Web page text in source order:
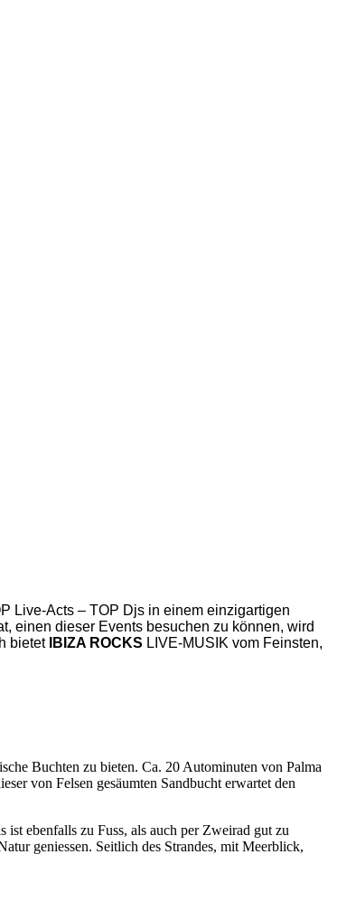
Live-Acts – TOP Djs in einem einzigartigen
einen dieser Events besuchen zu können, wird
bietet IBIZA ROCKS LIVE-MUSIK vom Feinsten,
Buchten zu bieten. Ca. 20 Autominuten von Palma
von Felsen gesäumten Sandbucht erwartet den
ebenfalls zu Fuss, als auch per Zweirad gut zu
geniessen. Seitlich des Strandes, mit Meerblick,